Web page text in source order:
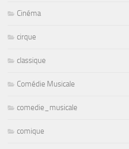
Cinéma
cirque
classique
Comédie Musicale
comedie_musicale
comique